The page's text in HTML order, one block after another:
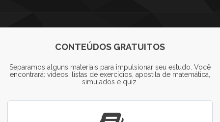
CONTEÚDOS GRATUITOS
Separamos alguns materiais para impulsionar seu estudo. Você
encontrará: vídeos, listas de exercícios, apostila de matemática,
simulados e quiz.